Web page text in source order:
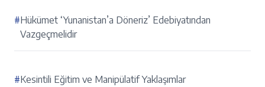
#Hükümet ‘Yunanistan’a Döneriz’ Edebiyatından
Vazgeçmelidir
#Kesintili Eğitim ve Manipülatif Yaklaşımlar